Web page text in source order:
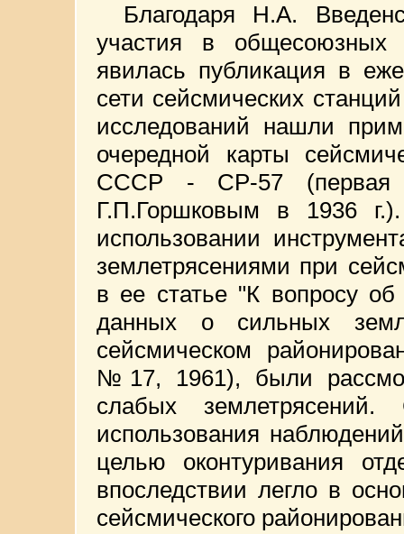
Благодаря Н.А.
участия в общесоюзных
явилась публикация в
сети сейсмических
исследований нашли
очередной карты
СССР - СР-57 (первая
Г.П.Горшковым в 1936
использовании
землетрясениями при
в ее статье "К вопросу об
данных о сильных
сейсмическом
№17, 1961), были
слабых
использования
целью оконтуривания
впоследствии легло в
сейсмического